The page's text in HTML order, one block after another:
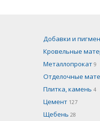
Добавки и
Кровельные
Металлопрокат 9
Отделочные
Плитка, камень 4
Цемент 127
Щебень 28